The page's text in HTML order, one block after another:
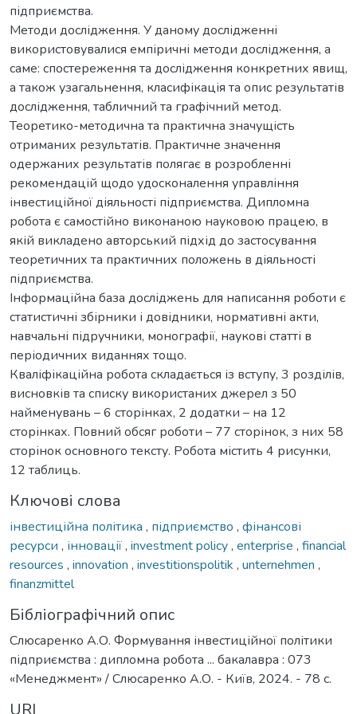
підприємства.
Методи дослідження. У даному дослідженні
використовувалися емпіричні методи дослідження, а
саме: спостереження та дослідження конкретних явищ,
а також узагальнення, класифікація та опис результатів
дослідження, табличний та графічний метод.
Теоретико-методична та практична значущість
отриманих результатів. Практичне значення
одержаних результатів полягає в розробленні
рекомендацій щодо удосконалення управління
інвестиційної діяльності підприємства. Дипломна
робота є самостійно виконаною науковою працею, в
якій викладено авторський підхід до застосування
теоретичних та практичних положень в діяльності
підприємства.
Інформаційна база досліджень для написання роботи є
статистичні збірники і довідники, нормативні акти,
навчальні підручники, монографії, наукові статті в
періодичних виданнях тощо.
Кваліфікаційна робота складається із вступу, 3 розділів,
висновків та списку використаних джерел з 50
найменувань – 6 сторінках, 2 додатки – на 12
сторінках. Повний обсяг роботи – 77 сторінок, з них 58
сторінок основного тексту. Робота містить 4 рисунки,
12 таблиць.
Ключові слова
інвестиційна політика , підприємство , фінансові
ресурси , інновації, investment policy, enterprise , financial
resources , innovation , investitionspolitik , unternehmen ,
finanzmittel
Бібліографічний опис
Слюсаренко А.О. Формування інвестиційної політики
підприємства : дипломна робота ... бакалавра : 073
«Менеджмент» / Слюсаренко А.О. - Київ, 2024. - 78 с.
URI